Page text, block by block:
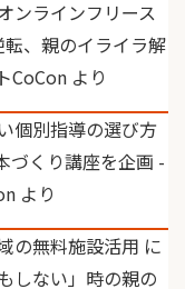
ンラインフリース
、親のイライラ解
CoCon より
個別指導の選び方
づくり講座を企画 -
より
の無料施設活用 に
しない」時の親の